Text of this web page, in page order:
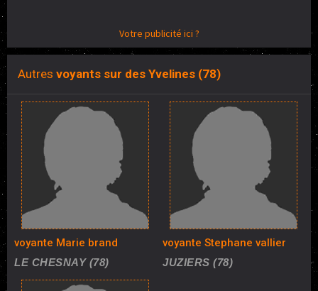
Votre publicité ici ?
Autres voyants sur des Yvelines (78)
voyante Marie brand
LE CHESNAY (78)
voyante Stephane vallier
JUZIERS (78)